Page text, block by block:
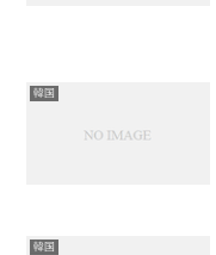
韓国
韓国